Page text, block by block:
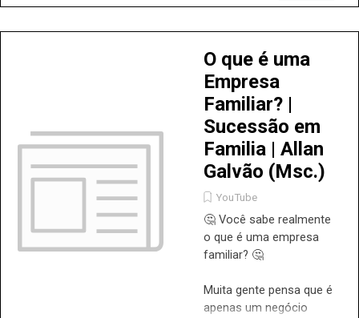
Holding. Entenda as
cada modelo pode
influenciar a gestão e
sucessão do negócio.
Qual tipo é o seu?
Assista e saiba mais!
O que é uma
Empresa
Familiar? |
Sucessão em
Familia | Allan
Galvão (Msc.)
YouTube
🤔 Você sabe realmente
o que é uma empresa
familiar? 🤔
Muita gente pensa que é
apenas um negócio